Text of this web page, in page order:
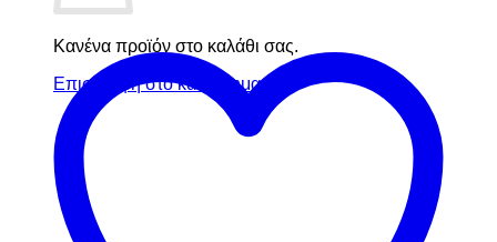
Κανένα προϊόν στο καλάθι σας.
Επιστροφή στο κατάστημα